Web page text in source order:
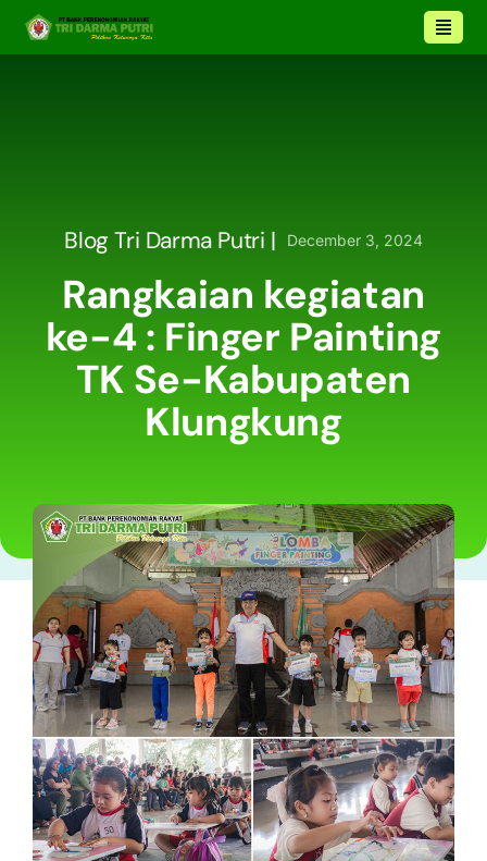
Blog Tri Darma Putri | December 3, 2024
Rangkaian kegiatan
ke-4 : Finger Painting
TK Se-Kabupaten
Klungkung